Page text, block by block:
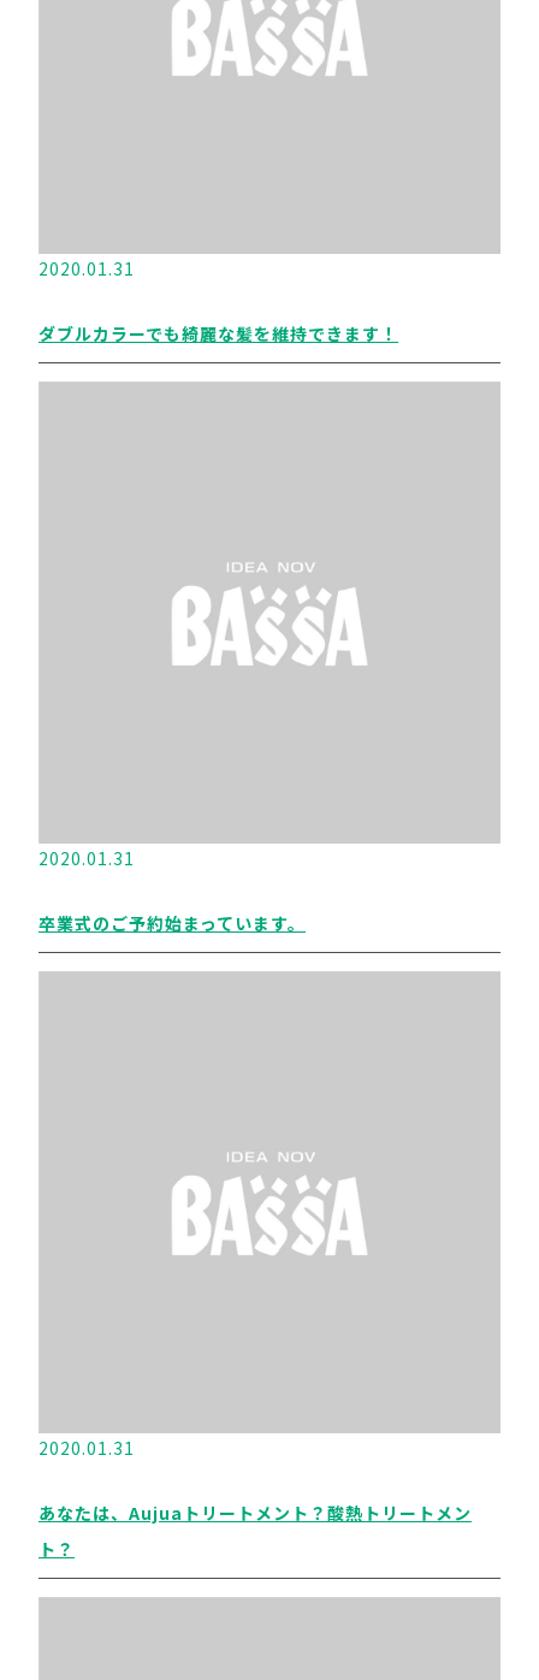
2020.01.31
ダブルカラーでも綺麗な髪を維持できます！
2020.01.31
卒業式のご予約始まっています。
2020.01.31
あなたは、Aujuaトリートメント？酸熱トリートメン
ト？